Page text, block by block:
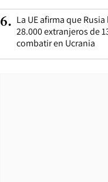
6. La UE afirma que
28.000 extranjeros de
combatir en Ucrania